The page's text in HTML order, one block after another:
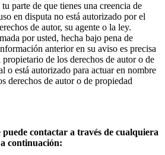
parte de que tienes una creencia de
en disputa no está autorizado por el
de autor, su agente o la ley.
por usted, hecha bajo pena de
anterior en su aviso es precisa
propietario de los derechos de autor o de
o está autorizado para actuar en nombre
derechos de autor o de propiedad
puede contactar a través de cualquiera
continuación: